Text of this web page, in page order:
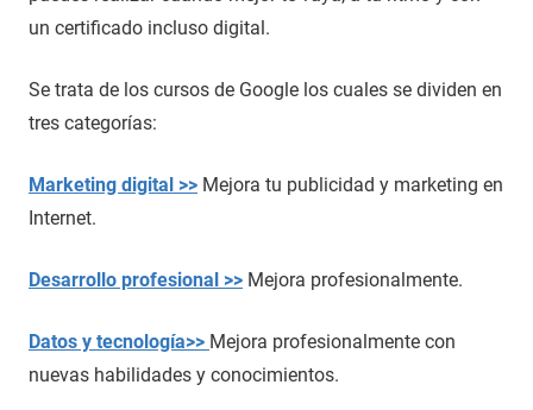
un certificado incluso digital.
Se trata de los cursos de Google los cuales se dividen en
tres categorías:
Marketing digital >> Mejora tu publicidad y marketing en
Internet.
Desarrollo profesional >> Mejora profesionalmente.
Datos y tecnología>> Mejora profesionalmente con
nuevas habilidades y conocimientos.